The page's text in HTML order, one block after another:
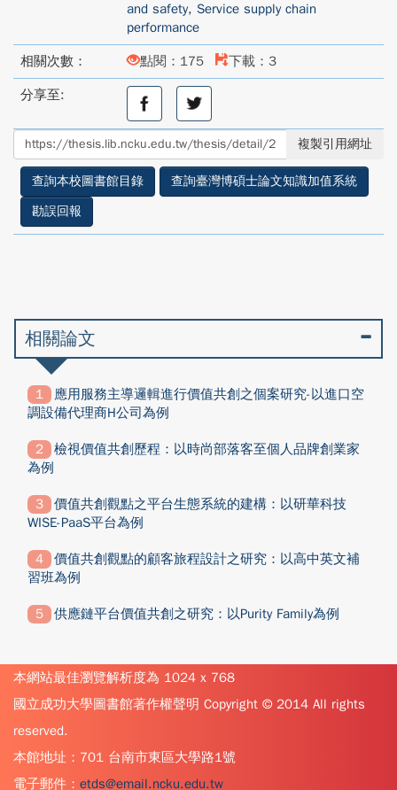
and safety, Service supply chain
performance
相關次數： 點閱：175 下載：3
分享至:
分
至
facebook
分
享
至
twitter
複製引用網址
查詢本校圖書館目錄
查詢臺灣博碩士論文知識加值系統
勘誤回報
相關論文
應用服務主導邏輯進行價值共創之個案研究-以進口空
調設備代理商H公司為例
檢視價值共創歷程：以時尚部落客至個人品牌創業家
為例
價值共創觀點之平台生態系統的建構：以研華科技
WISE-PaaS平台為例
價值共創觀點的顧客旅程設計之研究：以高中英文補
習班為例
供應鏈平台價值共創之研究：以Purity Family為例
本網站最佳瀏覽解析度為 1024 x 768
國立成功大學圖書館著作權聲明 Copyright © 2014 All rights
reserved.
本館地址：701 台南市東區大學路1號
電子郵件： etds@email.ncku.edu.tw